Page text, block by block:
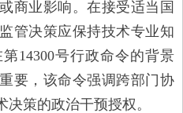
商业影响。在接受适当国
管决策应保持技术专业知
14300号行政命令的背景
要，该命令强调跨部门协
策的政治干预授权。